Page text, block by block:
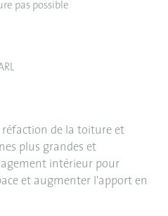
pas possible
de la toiture et
plus grandes et
intérieur pour
et augmenter l'apport en